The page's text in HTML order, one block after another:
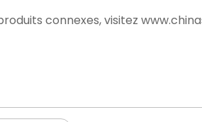
connexes, visitez